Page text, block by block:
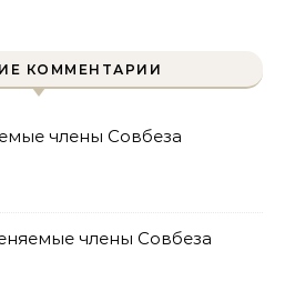
КОММЕНТАРИИ
члены Совбеза
члены Совбеза